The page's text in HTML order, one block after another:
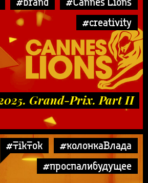
#creativity
Grand-Prix. Part II
#TikTok
#колонкаВлада
#проспалибудущее